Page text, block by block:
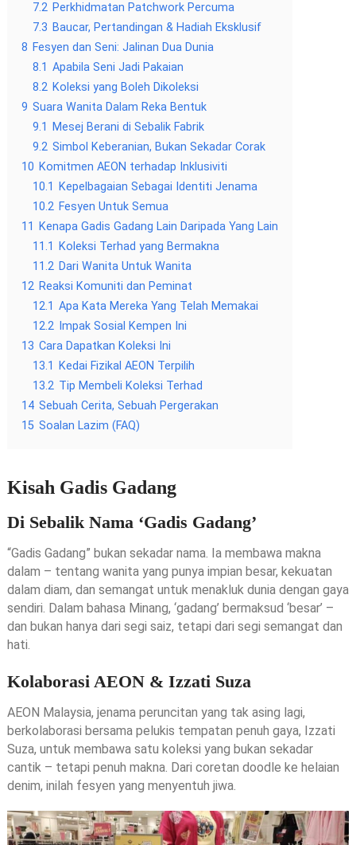
7.2 Perkhidmatan Patchwork Percuma
7.3 Baucar, Pertandingan & Hadiah Eksklusif
8 Fesyen dan Seni: Jalinan Dua Dunia
8.1 Apabila Seni Jadi Pakaian
8.2 Koleksi yang Boleh Dikoleksi
9 Suara Wanita Dalam Reka Bentuk
9.1
Mesej Berani di Sebalik Fabrik
9.2 Simbol Keberanian, Bukan Sekadar Corak
10 Komitmen AEON terhadap Inklusiviti
10.1
Kepelbagaian Sebagai Identiti Jenama
10.2 Fesyen Untuk Semua
11
Kenapa Gadis Gadang Lain Daripada Yang Lain
11.1
Koleksi Terhad yang Bermakna
11.2 Dari Wanita Untuk Wanita
12 Reaksi Komuniti dan Peminat
12.1 Apa Kata Mereka Yang Telah Memakai
12.2 Impak Sosial Kempen Ini
13 Cara Dapatkan Koleksi Ini
13.1
Kedai Fizikal AEON Terpilih
13.2 Tip Membeli Koleksi Terhad
14 Sebuah Cerita, Sebuah Pergerakan
15 Soalan Lazim (FAQ)
Kisah Gadis Gadang
Di Sebalik Nama ‘Gadis Gadang’
“Gadis Gadang” bukan sekadar nama. Ia membawa makna
dalam – tentang wanita yang punya impian besar, kekuatan
dalam diam, dan semangat untuk menakluk dunia dengan gaya
sendiri. Dalam bahasa Minang, ‘gadang’ bermaksud ‘besar’ –
dan bukan hanya dari segi saiz, tetapi dari segi semangat dan
hati.
Kolaborasi AEON & Izzati Suza
AEON Malaysia, jenama peruncitan yang tak asing lagi,
berkolaborasi bersama pelukis tempatan penuh gaya, Izzati
Suza, untuk membawa satu koleksi yang bukan sekadar
cantik – tetapi penuh makna. Dari coretan doodle ke helaian
denim, inilah fesyen yang menyentuh jiwa.